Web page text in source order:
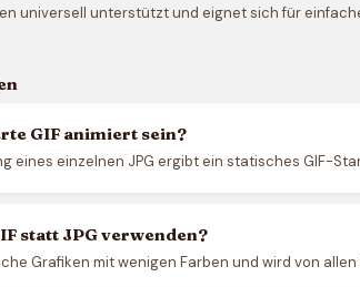
universell unterstützt und eignet sich für
GIF animiert sein?
eines einzelnen JPG ergibt ein statisches GIF-
statt JPG verwenden?
Grafiken mit wenigen Farben und wird von